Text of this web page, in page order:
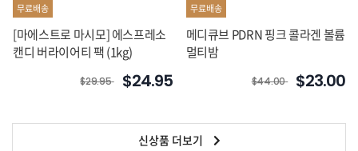
무료배송
[마에스트로 마시모] 에스프레소
캔디 버라이어티 팩 (1kg)
$29.95 $24.95
무료배송
메디큐브 PDRN 핑크 콜라겐 볼륨
멀티밤
$44.00 $23.00
신상품 더보기